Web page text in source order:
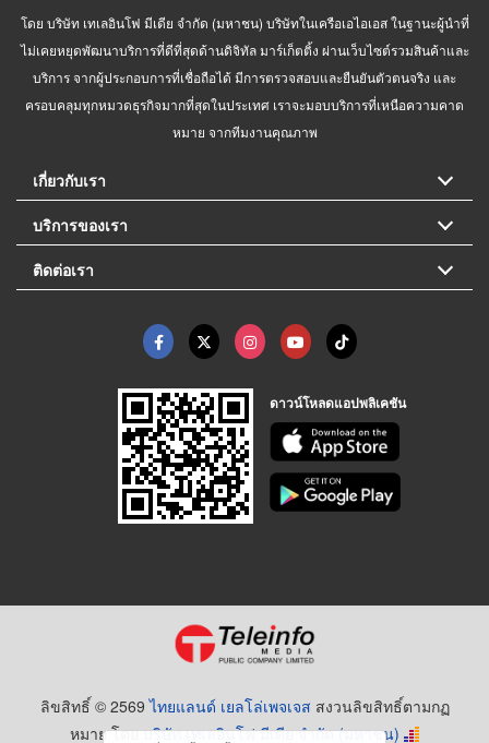
โดย บริษัท เทเลอินโฟ มีเดีย จำกัด (มหาชน) บริษัทในเครือเอไอเอส ในฐานะผู้นำที่
ไม่เคยหยุดพัฒนาบริการที่ดีที่สุดด้านดิจิทัล มาร์เก็ตติ้ง ผ่านเว็บไซต์รวมสินค้าและ
บริการ จากผู้ประกอบการที่เชื่อถือได้ มีการตรวจสอบและยืนยันตัวตนจริง และ
ครอบคลุมทุกหมวดธุรกิจมากที่สุดในประเทศ เราจะมอบบริการที่เหนือความคาด
หมาย จากทีมงานคุณภาพ
เกี่ยวกับเรา
บริการของเรา
ติดต่อเรา
ดาวน์โหลดแอปพลิเคชัน
ลิขสิทธิ์ © 2569ไทยแลนด์ เยลโล่เพจเจส สงวนลิขสิทธิ์ตามกฏ
หมาย โดยบริษัท เทเลอินโฟ มีเดีย จำกัด (มหาชน)